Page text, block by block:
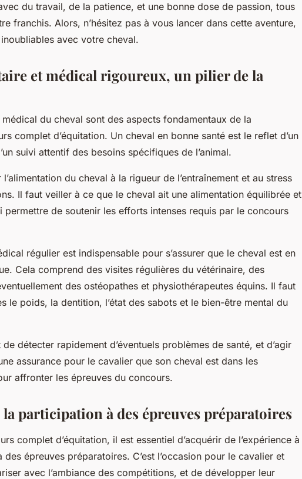
du travail, de la patience, et une bonne dose de passion, tous
franchis. Alors, n’hésitez pas à vous lancer dans cette aventure,
avec votre cheval.
et médical rigoureux, un pilier de la
médical du cheval sont des aspects fondamentaux de la
complet d’équitation. Un cheval en bonne santé est le reflet d’un
suivi attentif des besoins spécifiques de l’animal.
l’alimentation du cheval à la rigueur de l’entraînement et au stress
Il faut veiller à ce que le cheval ait une alimentation équilibrée et
permettre de soutenir les efforts intenses requis par le concours
régulier est indispensable pour s’assurer que le cheval est en
. Cela comprend des visites régulières du vétérinaire, des
des ostéopathes et physiothérapeutes équins. Il faut
le poids, la dentition, l’état des sabots et le bien-être mental du
détecter rapidement d’éventuels problèmes de santé, et d’agir
assurance pour le cavalier que son cheval est dans les
affronter les épreuves du concours.
la participation à des épreuves préparatoires
complet d’équitation, il est essentiel d’acquérir de l’expérience à
épreuves préparatoires. C’est l’occasion pour le cavalier et
avec l’ambiance des compétitions, et de développer leur